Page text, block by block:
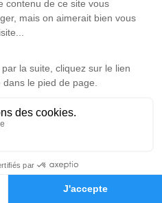
Hommages
hommage est
Je rends hommage
Montrond